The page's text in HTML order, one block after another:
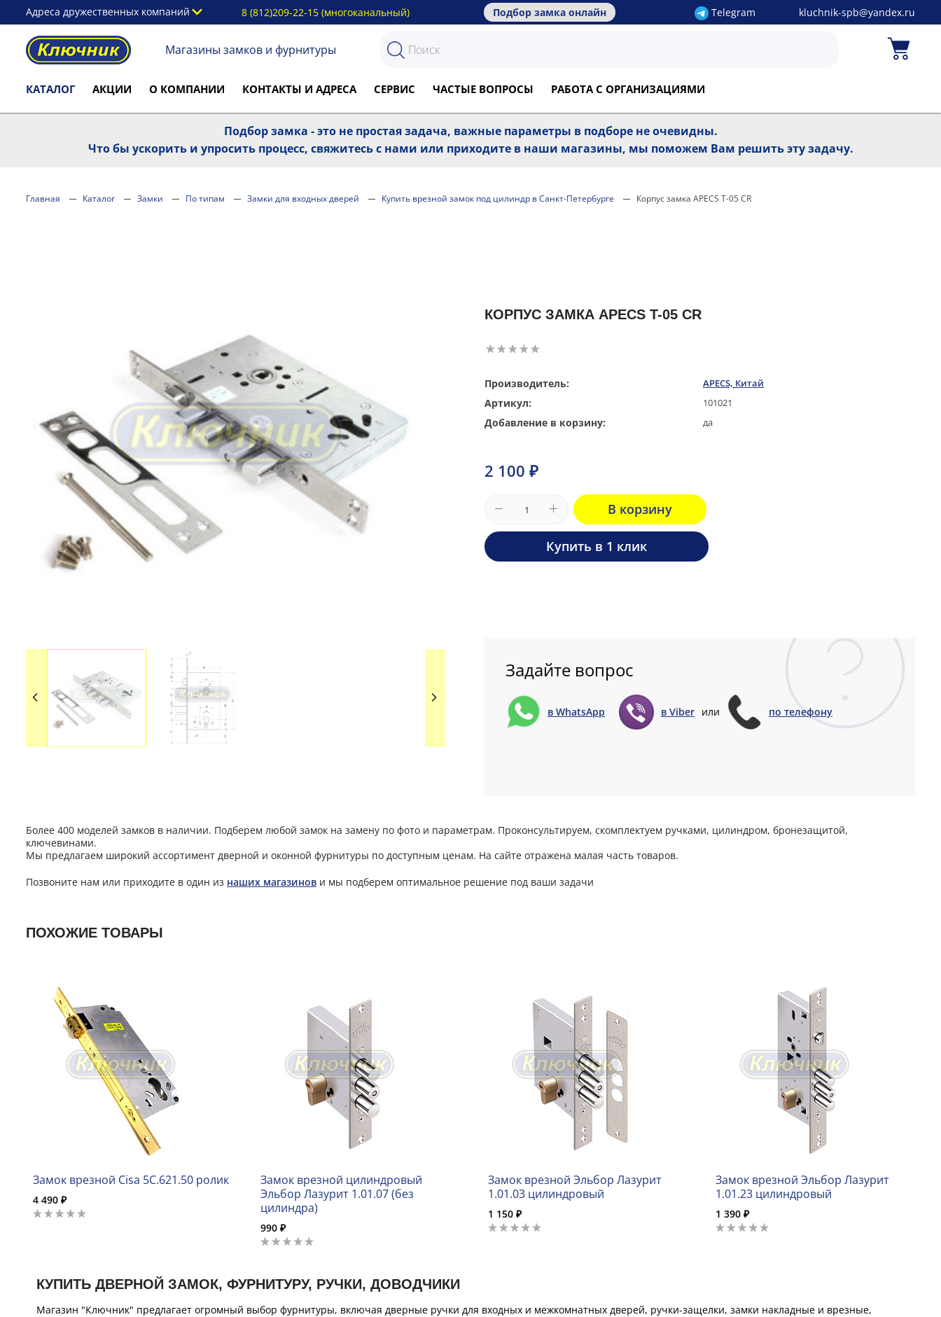
Адреса дружественных компаний 8 (812)209-22-15 (многоканальный) Подбор замка онлайн Telegram kluchnik-spb@yandex.ru
Магазины замков и фурнитуры
КАТАЛОГ АКЦИИ О КОМПАНИИ КОНТАКТЫ И АДРЕСА СЕРВИС ЧАСТЫЕ ВОПРОСЫ РАБОТА С ОРГАНИЗАЦИЯМИ
Подбор замка - это не простая задача, важные параметры в подборе не очевидны.
Что бы ускорить и упросить процесс, свяжитесь с нами или приходите в наши магазины, мы поможем Вам решить эту задачу.
Главная Каталог Замки По типам Замки для входных дверей Купить врезной замок под цилиндр в Санкт-Петербурге Корпус замка APECS T-05 CR
КОРПУС ЗАМКА APECS T-05 CR
Производитель: APECS, Китай
Артикул: 101021
Добавление в корзину: да
2 100 ₽
В корзину
Купить в 1 клик
Задайте вопрос
в WhatsApp в Viber или по телефону
Более 400 моделей замков в наличии. Подберем любой замок на замену по фото и параметрам. Проконсультируем, скомплектуем ручками, цилиндром, бронезащитой,
ключевинами.
Мы предлагаем широкий ассортимент дверной и оконной фурнитуры по доступным ценам. На сайте отражена малая часть товаров.
Позвоните нам или приходите в один из наших магазинов и мы подберем оптимальное решение под ваши задачи
ПОХОЖИЕ ТОВАРЫ
Замок врезной Cisa 5C.621.50 ролик
4 490 ₽
Замок врезной цилиндровый
Эльбор Лазурит 1.01.07 (без
цилиндра)
990 ₽
Замок врезной Эльбор Лазурит
1.01.03 цилиндровый
1 150 ₽
Замок врезной Эльбор Лазурит
1.01.23 цилиндровый
1 390 ₽
КУПИТЬ ДВЕРНОЙ ЗАМОК, ФУРНИТУРУ, РУЧКИ, ДОВОДЧИКИ
Магазин "Ключник" предлагает огромный выбор фурнитуры, включая дверные ручки для входных и межкомнатных дверей, ручки-защелки, замки накладные и врезные,